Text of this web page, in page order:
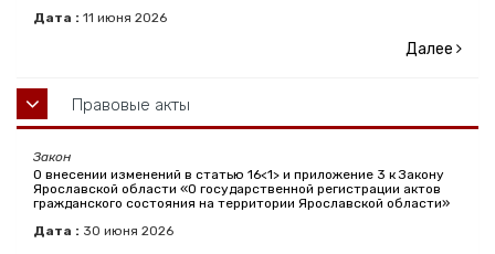
Дата : 11 июня 2026
Далее
Правовые акты
Закон
О внесении изменений в статью 16<1> и приложение 3 к Закону
Ярославской области «О государственной регистрации актов
гражданского состояния на территории Ярославской области»
Дата : 30 июня 2026